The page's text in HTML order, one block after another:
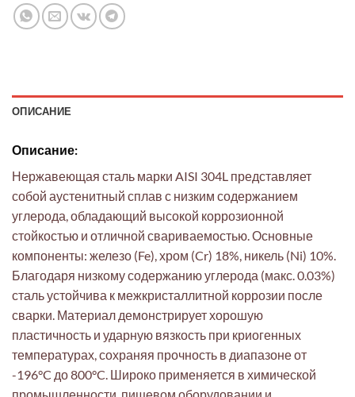
ОПИСАНИЕ
Описание:
Нержавеющая сталь марки AISI 304L представляет
собой аустенитный сплав с низким содержанием
углерода, обладающий высокой коррозионной
стойкостью и отличной свариваемостью. Основные
компоненты: железо (Fe), хром (Cr) 18%, никель (Ni) 10%.
Благодаря низкому содержанию углерода (макс. 0.03%)
сталь устойчива к межкристаллитной коррозии после
сварки. Материал демонстрирует хорошую
пластичность и ударную вязкость при криогенных
температурах, сохраняя прочность в диапазоне от
-196°C до 800°C. Широко применяется в химической